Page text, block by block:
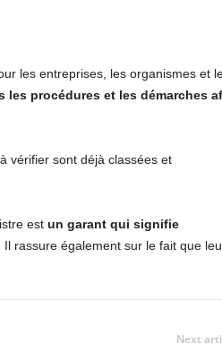
les entreprises, les organismes et
procédures et les démarches
vérifier sont déjà classées et
est un garant qui signifie
Il rassure également sur le fait que
Next